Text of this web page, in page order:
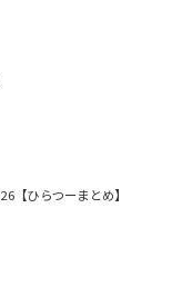
【ひらつーまとめ】